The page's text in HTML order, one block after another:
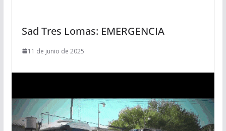
Sad Tres Lomas: EMERGENCIA
11 de junio de 2025